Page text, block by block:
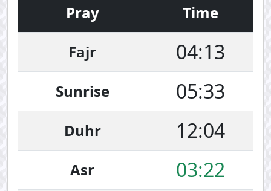
Pray
Time
Fajr
04:13
Sunrise 05:33
Duhr 12:04
Asr 03:22